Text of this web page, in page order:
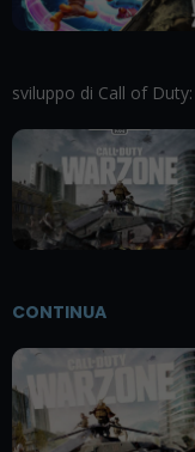
sviluppo di Call of
CONTINUA